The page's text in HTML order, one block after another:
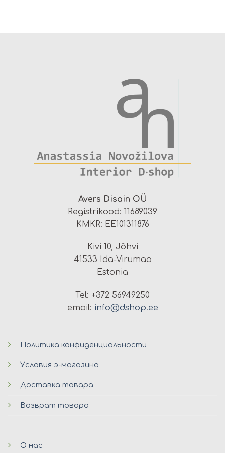
Avers Disain OÜ
Registrikood: 11689039
KMKR: EE101311876
Kivi 10, Jõhvi
41533 Ida-Virumaa
Estonia
Tel: +372 56949250
email: info@dshop.ee
Политика конфиденциальности
Условия э-магазина
Доставка товара
Возврат товара
О нас